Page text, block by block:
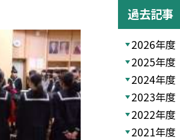
過去記事
2026年度
2025年度
2024年度
2023年度
2022年度
2021年度